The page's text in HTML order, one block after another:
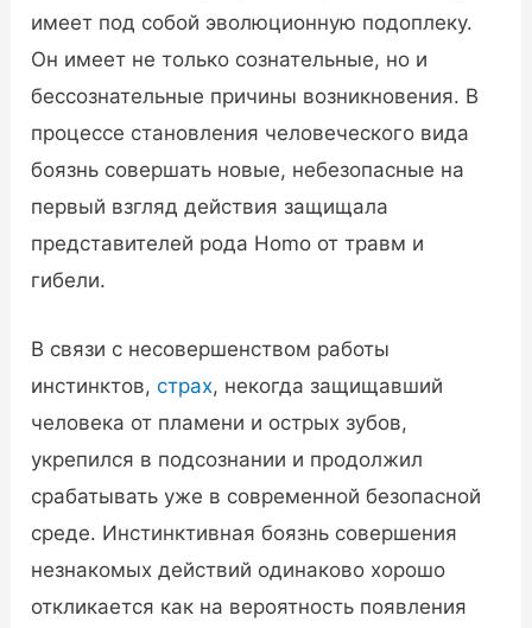
имеет под собой эволюционную подоплеку.
Он имеет не только сознательные, но и
бессознательные причины возникновения. В
процессе становления человеческого вида
боязнь совершать новые, небезопасные на
первый взгляд действия защищала
представителей рода Homo от травм и
гибели.
В связи с несовершенством работы
инстинктов,страх, некогда защищавший
человека от пламени и острых зубов,
укрепился в подсознании и продолжил
срабатывать уже в современной безопасной
среде. Инстинктивная боязнь совершения
незнакомых действий одинаково хорошо
откликается как на вероятность появления